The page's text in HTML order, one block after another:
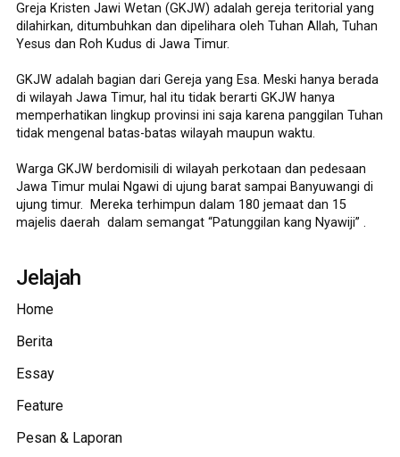
Greja Kristen Jawi Wetan (GKJW) adalah gereja teritorial yang
dilahirkan, ditumbuhkan dan dipelihara oleh Tuhan Allah, Tuhan
Yesus dan Roh Kudus di Jawa Timur.
GKJW adalah bagian dari Gereja yang Esa. Meski hanya berada
di wilayah Jawa Timur, hal itu tidak berarti GKJW hanya
memperhatikan lingkup provinsi ini saja karena panggilan Tuhan
tidak mengenal batas-batas wilayah maupun waktu.
Warga GKJW berdomisili di wilayah perkotaan dan pedesaan
Jawa Timur mulai Ngawi di ujung barat sampai Banyuwangi di
ujung timur. Mereka terhimpun dalam 180 jemaat dan 15
majelis daerah dalam semangat “Patunggilan kang Nyawiji” .
Jelajah
Home
Berita
Essay
Feature
Pesan & Laporan